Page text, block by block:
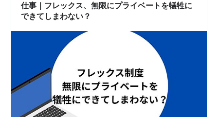
仕事｜フレックス、無限にプライベートを犠牲に
できてしまわない？